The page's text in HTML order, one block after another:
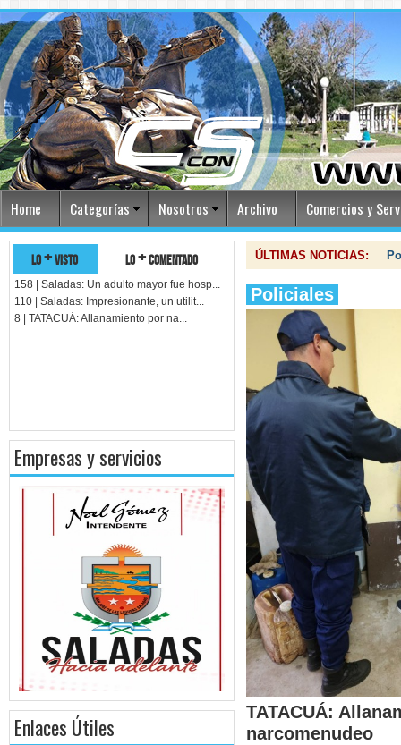
Home Categorías Nosotros Archivo Comercios y
lo + visto lo + comentado
158 | Saladas: Un adulto mayor fue hosp...
110 | Saladas: Impresionante, un utilit...
8 | TATACUÁ: Allanamiento por na...
Empresas y servicios
Enlaces Útiles
ÚLTIMAS NOTICIAS:
Policiales
TATACUÁ:
narcomenudeo